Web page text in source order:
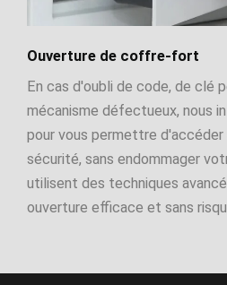
Ouverture de coffre-fort
En cas d'oubli de code, de clé
mécanisme défectueux, nous
pour vous permettre
sécurité, sans endommager
utilisent des techniques
ouverture efficace et sans